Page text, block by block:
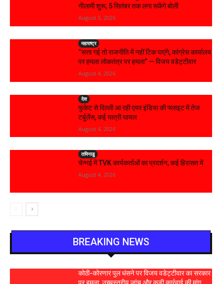
नीलामी शुरू, 5 सितंबर तक लगा सकेंगे बोली
August 5, 2026
महाराष्ट्र
“सत्ता गई तो राजनीति में नहीं टिक पाएंगे, कांग्रेस कार्यालय
पर हमला लोकतंत्र पर हमला” — विजय वडेट्टीवार
August 4, 2026
देश
फुकेट से दिल्ली आ रही एयर इंडिया की फ्लाइट में तेज
टर्बुलेंस, कई यात्री घायल
August 4, 2026
तमिनाडु
चेन्नई में TVK कार्यकर्ताओं का प्रदर्शन, कई हिरासत में
August 4, 2026
BREAKING NEWS
कोठी-कोरणार पुल धंसने पर विजय वडेट्टीवार का सरकार